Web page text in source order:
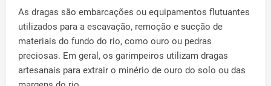
As dragas são embarcações ou equipamentos flutuantes
utilizados para a escavação, remoção e sucção de
materiais do fundo do rio, como ouro ou pedras
preciosas. Em geral, os garimpeiros utilizam dragas
artesanais para extrair o minério de ouro do solo ou das